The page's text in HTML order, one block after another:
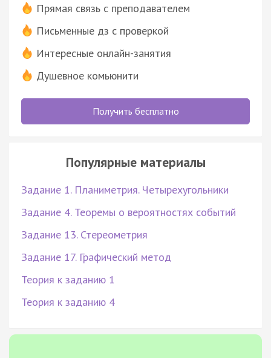
Прямая связь с преподавателем
Письменные дз с проверкой
Интересные онлайн-занятия
Душевное комьюнити
Получить бесплатно
Популярные материалы
Задание 1. Планиметрия. Четырехугольники
Задание 4. Теоремы о вероятностях событий
Задание 13. Стереометрия
Задание 17. Графический метод
Теория к заданию 1
Теория к заданию 4